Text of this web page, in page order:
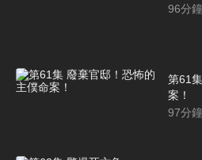
96分鐘
第61
案！
97分鐘